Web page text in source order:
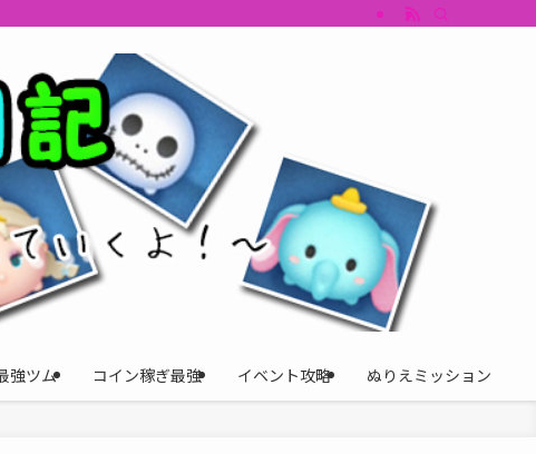
すめツム・キャラ評価も丁寧に解説。ツムツムイベント、ツムツム攻略、ツムツ
強ツム コイン稼ぎ最強 イベント攻略 ぬりえミッション